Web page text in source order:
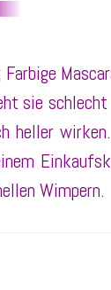
sie
heller
Wimpern.